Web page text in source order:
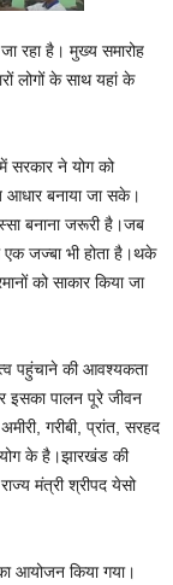
रहा है। मुख्‍य समारोह
लोगों के साथ यहां के
सरकार ने योग को
आधार बनाया जा सके।
बनाना जरूरी है।जब‍
एक जज्‍बा भी होता है।थके
को साकार किया जा
पहुंचाने की आवश्‍यकता
इसका पालन पूरे जीवन
गरीबी, प्रांत, सरहद
के है।झारखंड की
मंत्री श्रीपद येसो
का आयोजन किया गया।